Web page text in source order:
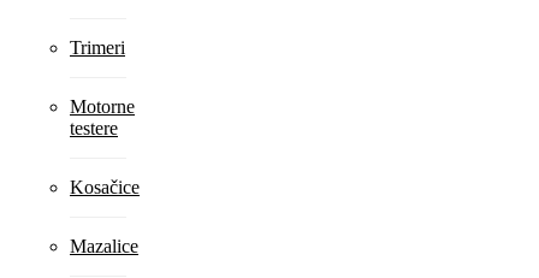
Trimeri
Motorne
testere
Kosačice
Mazalice